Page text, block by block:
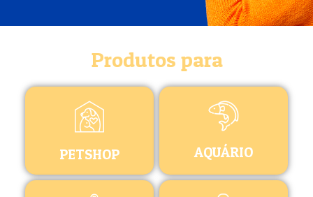
Produtos para
PETSHOP AQUÁRIO